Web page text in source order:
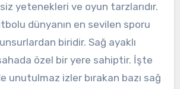
yetenekleri ve oyun tarzlarıdır.
dünyanın en sevilen sporu
biridir. Sağ ayaklı
özel bir yere sahiptir. İşte
unutulmaz izler bırakan bazı sağ